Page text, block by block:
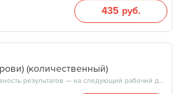
435 руб.
(количественный)
Продолжительность минут, готовность результатов — на следующий рабочий день, после 17:00